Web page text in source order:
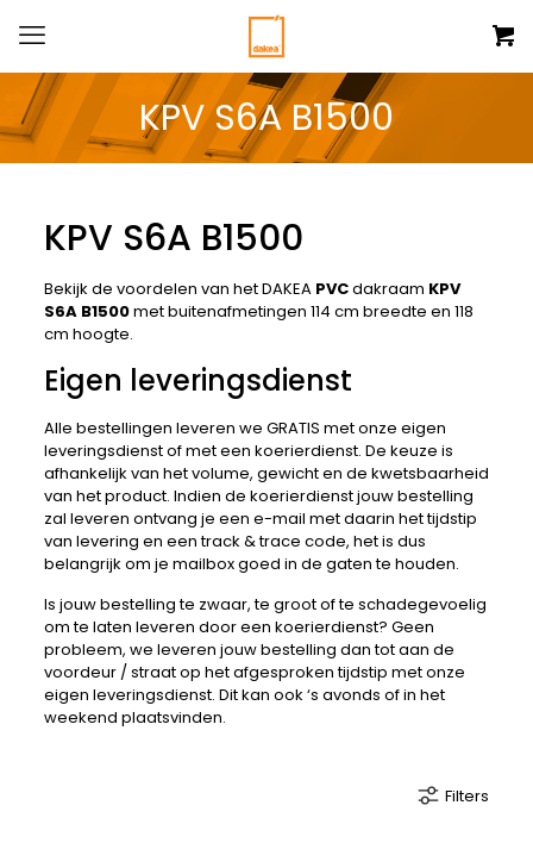
KPV S6A B1500
KPV S6A B1500
Bekijk de voordelen van het DAKEA PVCdakraam KPV
S6A B1500met buitenafmetingen 114 cm breedte en 118
cm hoogte.
Eigen leveringsdienst
Alle bestellingen leveren we GRATIS met onze eigen
leveringsdienst of met een koerierdienst. De keuze is
afhankelijk van het volume, gewicht en de kwetsbaarheid
van het product. Indien de koerierdienst jouw bestelling
zal leveren ontvang je een e-mail met daarin het tijdstip
van levering en een track & trace code, het is dus
belangrijk om je mailbox goed in de gaten te houden.
Is jouw bestelling te zwaar, te groot of te schadegevoelig
om te laten leveren door een koerierdienst? Geen
probleem, we leveren jouw bestelling dan tot aan de
voordeur / straat op het afgesproken tijdstip met onze
eigen leveringsdienst. Dit kan ook ‘s avonds of in het
weekend plaatsvinden.
Filters